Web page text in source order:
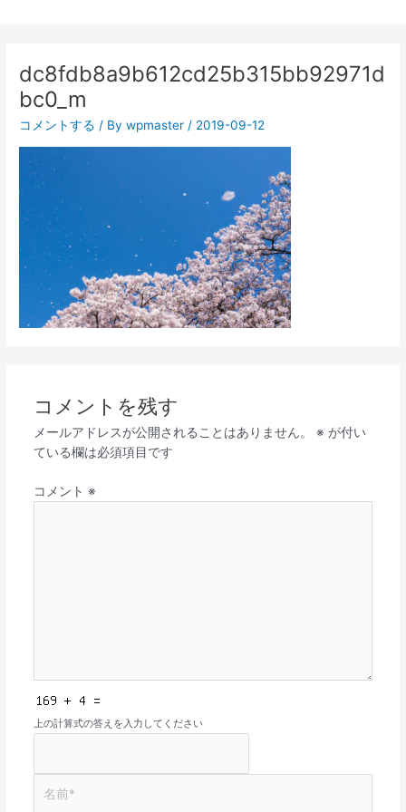
dc8fdb8a9b612cd25b315bb92971d
bc0_m
コメントする / Bywpmaster / 2019-09-12
コメントを残す
メールアドレスが公開されることはありません。 ※ が付い
ている欄は必須項目です
コメント ※
上の計算式の答えを入力してください